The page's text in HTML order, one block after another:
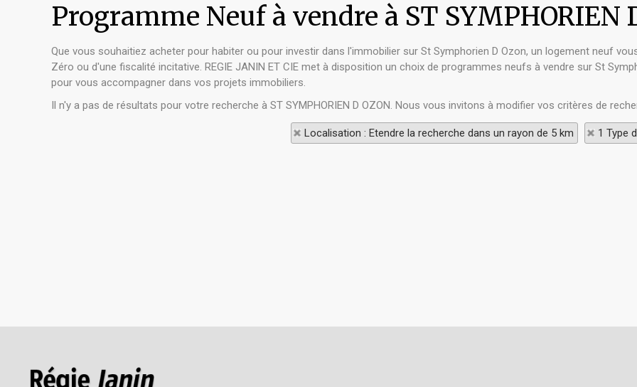
Programme Neuf à vendre à ST SYMPHORIEN
Que vous souhaitiez acheter pour habiter ou pour investir dans l'immobilier sur St Symphorien D Ozon, un logement neuf
Zéro ou d'une fiscalité incitative. REGIE JANIN ET CIE met à disposition un choix de programmes neufs à vendre sur St
pour vous accompagner dans vos projets immobiliers.
Il n'y a pas de résultats pour votre recherche à ST SYMPHORIEN D OZON. Nous vous invitons à modifier vos critères de
Localisation : Etendre la recherche dans un rayon de 5 km 1 Type